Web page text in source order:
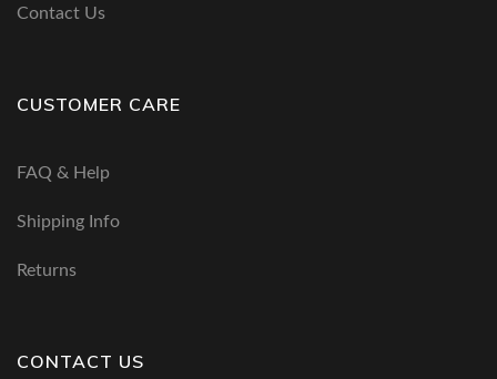
Contact Us
CUSTOMER CARE
FAQ & Help
Shipping Info
Returns
CONTACT US